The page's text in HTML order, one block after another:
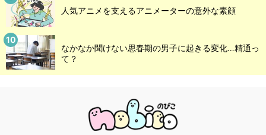
人気アニメを支えるアニメーターの意外な素顔
なかなか聞けない思春期の男子に起きる変化…精通っ
て？